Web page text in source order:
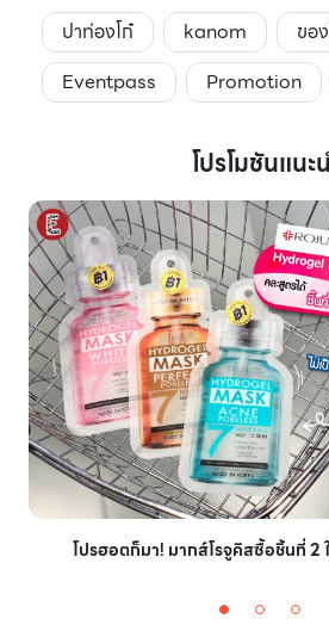
ปาท่องโก๋ kanom
ขอ
Eventpass
Promotion
โปรโมชันแนะ
โปรฮอตก็มา! มากส์โรจูคิสซื้อชิ้นที่ 2